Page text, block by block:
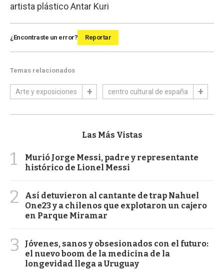
artista plástico Antar Kuri
¿Encontraste un error? Reportar
Temas relacionados
Arte y exposiciones centro cultural de españa
Las Más Vistas
1
Murió Jorge Messi, padre y representante
histórico de Lionel Messi
2
Así detuvieron al cantante de trap Nahuel
One23 y a chilenos que explotaron un cajero
en Parque Miramar
3
Jóvenes, sanos y obsesionados con el futuro:
el nuevo boom de la medicina de la
longevidad llega a Uruguay